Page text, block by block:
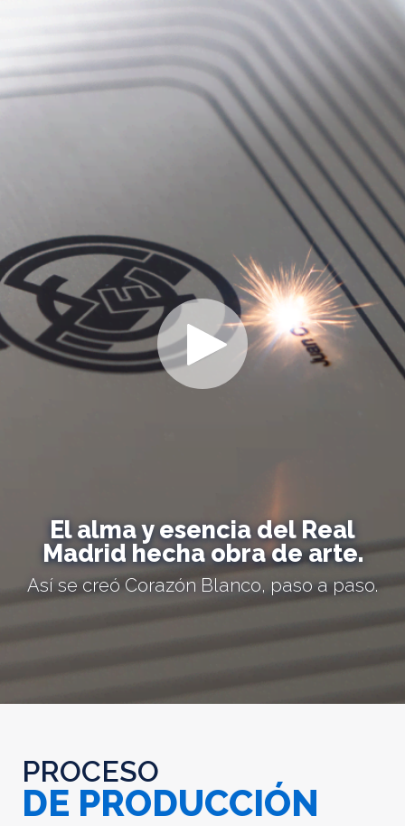
El alma y esencia del Real
Madrid hecha obra de arte.
Así se creó Corazón Blanco, paso a paso.
PROCESO
DE PRODUCCIÓN